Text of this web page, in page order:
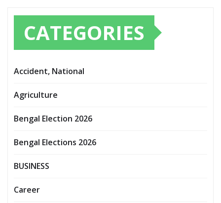
CATEGORIES
Accident, National
Agriculture
Bengal Election 2026
Bengal Elections 2026
BUSINESS
Career